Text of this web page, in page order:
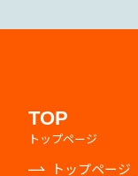
TOP
トップページ
トップページ